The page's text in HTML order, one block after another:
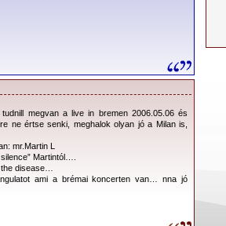
“Tiszta energia” - mondta Blue
rendezőjeként működött
tehát, hogy az egész koncert DVD
fellépés után nagyon is pontos
viszontlátni a koncertfilmen. A
megvan a live in bremen 2006.05.06 és
ne értse senki, meghalok olyan jó a Milan is,
mr.Martin L
Martintól….
disease…
ami a brémai koncerten van… nna jó